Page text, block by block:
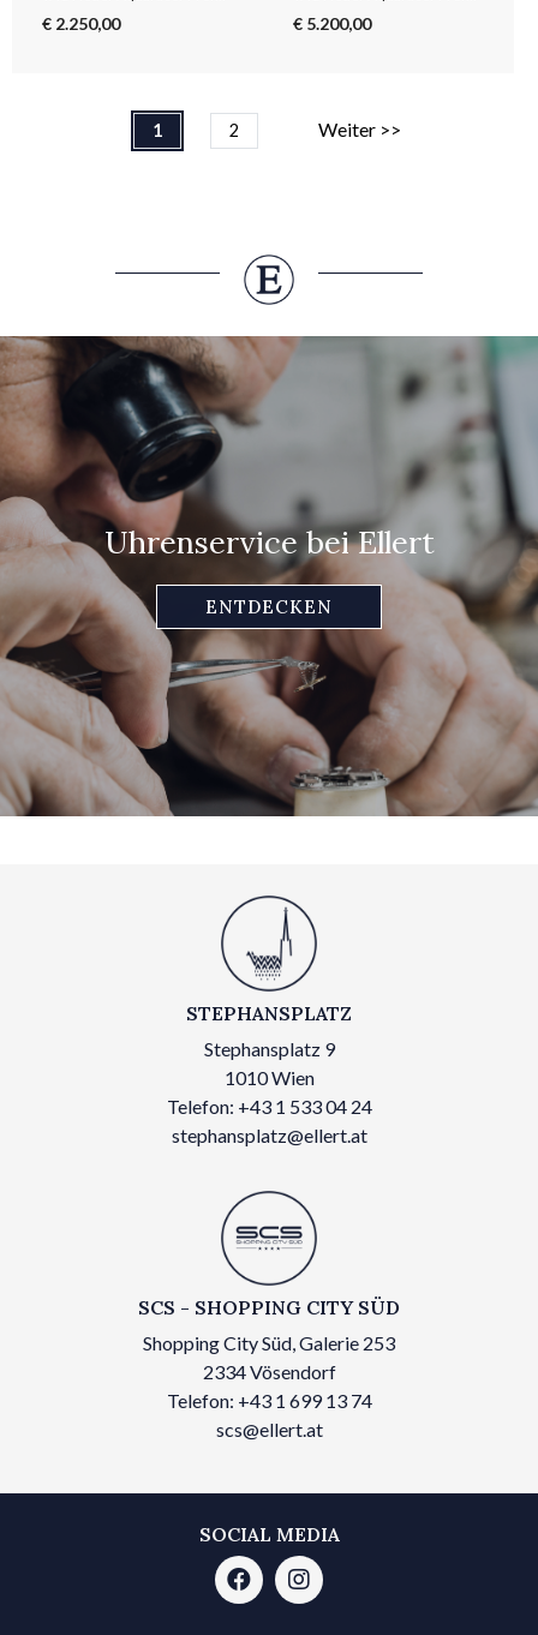
€ 2.250,00 € 5.200,00
1 2 Weiter >>
Uhrenservice bei Ellert
ENTDECKEN
STEPHANSPLATZ
Stephansplatz 9
1010 Wien
Telefon: +43 1 533 04 24
stephansplatz@ellert.at
SCS - SHOPPING CITY SÜD
Shopping City Süd, Galerie 253
2334 Vösendorf
Telefon: +43 1 699 13 74
scs@ellert.at
SOCIAL MEDIA